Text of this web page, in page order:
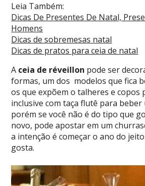
Leia Também:
Dicas De Presentes De Natal,
Homens
Dicas de sobremesas natal
Dicas de pratos para ceia de natal
A ceia de réveillon pode ser
formas, um dos modelos que fica
os que expõem o talheres e copos
inclusive com taça flutê para beber
porém se você não é do tipo que
novo, pode apostar em um
a intenção é começar o ano do
gosta.